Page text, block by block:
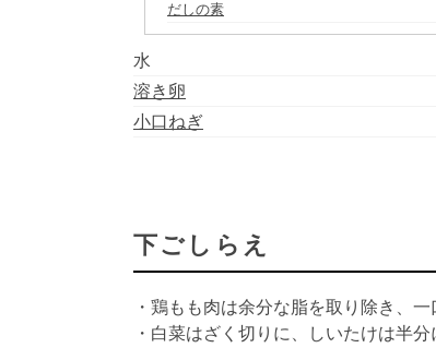
だしの素
水
溶き卵
小口ねぎ
下ごしらえ
・鶏もも肉は余分な脂を取り除き、一
・白菜はざく切りに、しいたけは半